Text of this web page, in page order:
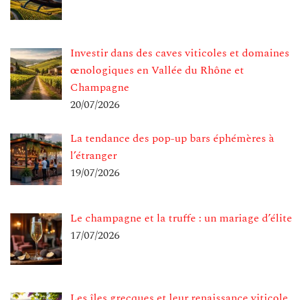
Investir dans des caves viticoles et domaines
œnologiques en Vallée du Rhône et
Champagne
20/07/2026
La tendance des pop-up bars éphémères à
l’étranger
19/07/2026
Le champagne et la truffe : un mariage d’élite
17/07/2026